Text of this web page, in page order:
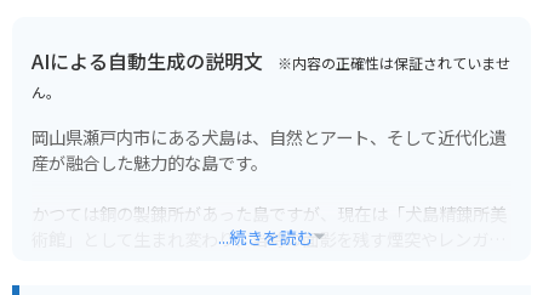
AIによる自動生成の説明文 ※内容の正確性は保証されていませ
ん。
岡山県瀬戸内市にある犬島は、自然とアート、そして近代化遺
産が融合した魅力的な島です。
かつては銅の製錬所があった島ですが、現在は「犬島精錬所美
術館」として生まれ変わり、当時の面影を残す煙突やレンガの
...続きを読む